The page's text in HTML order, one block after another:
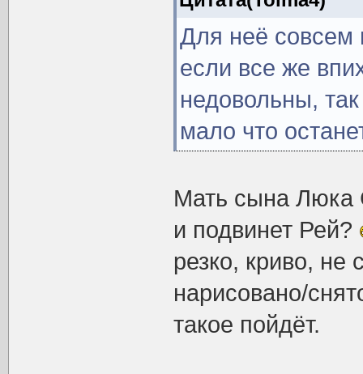
Для неё совсем
если все же
недовольны,
мало что
Мать сына Люка
и подвинет Рей?
резко, криво, не
нарисовано/
такое пойдёт.